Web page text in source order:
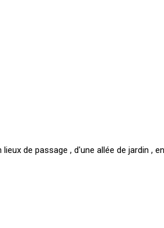
de passage , d'une allée de jardin ,